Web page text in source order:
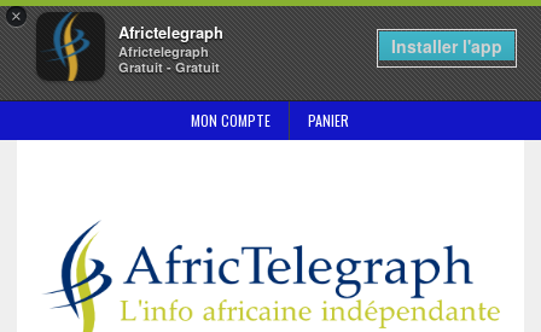
×
Africtelegraph
Africtelegraph
Gratuit - Gratuit
Installer l'app
MON COMPTE PANIER